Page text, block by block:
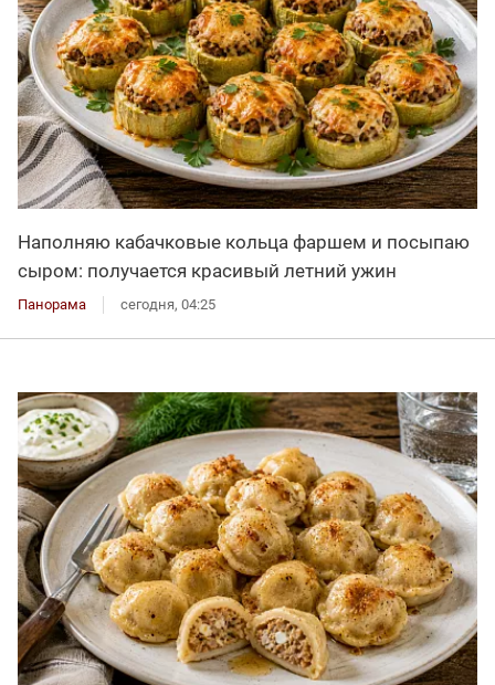
Наполняю кабачковые кольца фаршем и посыпаю
сыром: получается красивый летний ужин
Панорама сегодня, 04:25